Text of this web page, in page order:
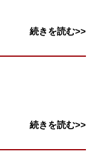
続きを読む>>
続きを読む>>